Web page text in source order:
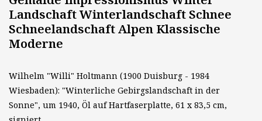
Landschaft Winterlandschaft Schnee
Schneelandschaft Alpen Klassische
Moderne
Wilhelm "Willi" Holtmann (1900 Duisburg - 1984
Wiesbaden): "Winterliche Gebirgslandschaft in der
Sonne", um 1940, Öl auf Hartfaserplatte, 61 x 83,5 cm,